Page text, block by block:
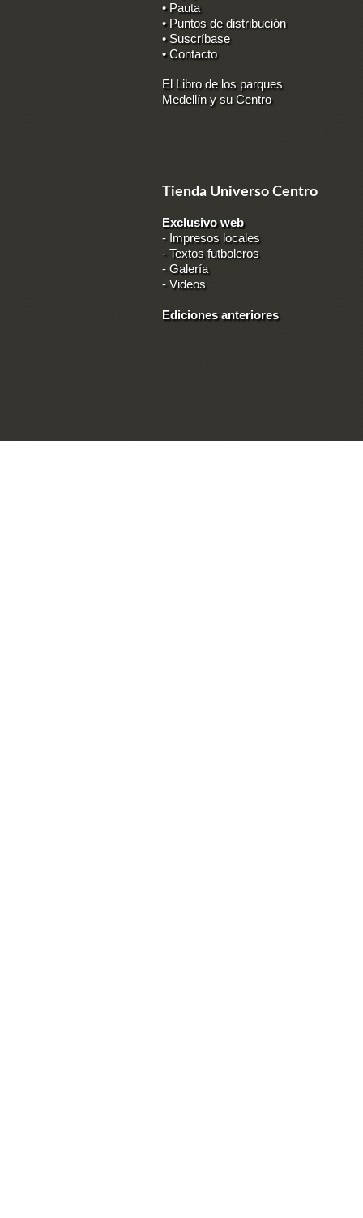
• Pauta
• Puntos de distribución
• Suscríbase
• Contacto
El Libro de los parques
Medellín y su Centro
Tienda Universo Centro
Exclusivo web
- Impresos locales
- Textos futboleros
-Galería
-Videos
Ediciones anteriores